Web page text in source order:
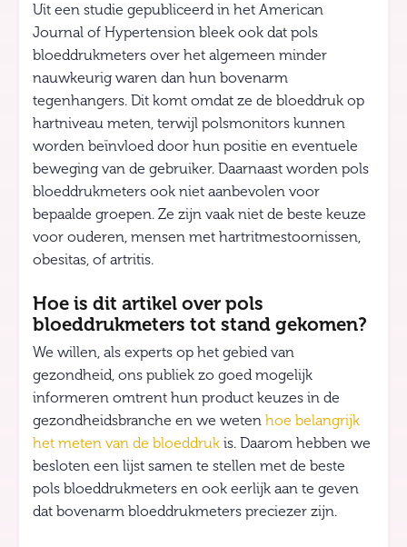
Uit een studie gepubliceerd in het American
Journal of Hypertension bleek ook dat pols
bloeddrukmeters over het algemeen minder
nauwkeurig waren dan hun bovenarm
tegenhangers. Dit komt omdat ze de bloeddruk op
hartniveau meten, terwijl polsmonitors kunnen
worden beïnvloed door hun positie en eventuele
beweging van de gebruiker. Daarnaast worden pols
bloeddrukmeters ook niet aanbevolen voor
bepaalde groepen. Ze zijn vaak niet de beste keuze
voor ouderen, mensen met hartritmestoornissen,
obesitas, of artritis.
Hoe is dit artikel over pols
bloeddrukmeters tot stand gekomen?
We willen, als experts op het gebied van
gezondheid, ons publiek zo goed mogelijk
informeren omtrent hun product keuzes in de
gezondheidsbranche en we weten hoe belangrijk
het meten van de bloeddruk is. Daarom hebben we
besloten een lijst samen te stellen met de beste
pols bloeddrukmeters en ook eerlijk aan te geven
dat bovenarm bloeddrukmeters preciezer zijn.